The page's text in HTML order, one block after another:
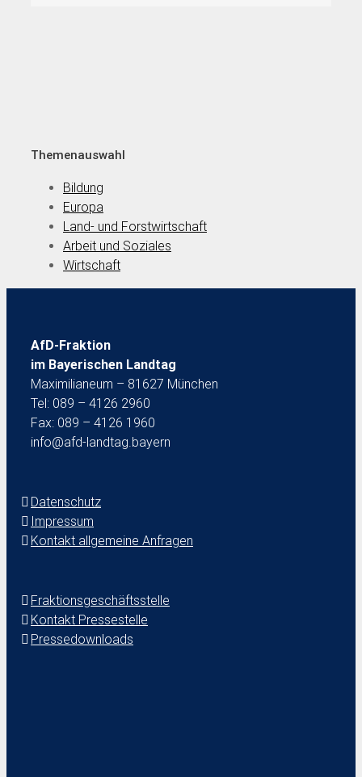
Themenauswahl
Bildung
Europa
Land- und Forstwirtschaft
Arbeit und Soziales
Wirtschaft
AfD-Fraktion
im Bayerischen Landtag
Maximilianeum – 81627 München
Tel: 089 – 4126 2960
Fax: 089 – 4126 1960
info@afd-landtag.bayern
Datenschutz
Impressum
Kontakt allgemeine Anfragen
Fraktionsgeschäftsstelle
Kontakt Pressestelle
Pressedownloads